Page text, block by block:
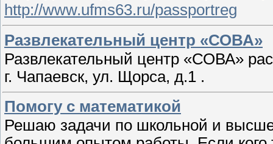
http://www.ufms63.ru/passportreg
Развлекательный центр «СОВА»
Развлекательный центр «СОВА»
г. Чапаевск, ул. Щорса, д.1 .
Помогу с математикой
Решаю задачи по школьной и